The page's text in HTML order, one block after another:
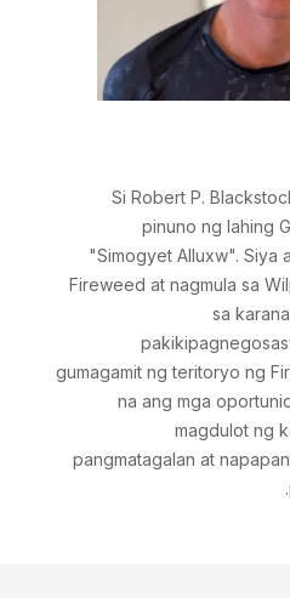
Si Robert P.
pinuno ng lahing
"Simogyet Alluxw". Siya
Fireweed at nagmula sa
sa
gumagamit ng teritoryo ng
na ang mga
magdulot ng
pangmatagalan at